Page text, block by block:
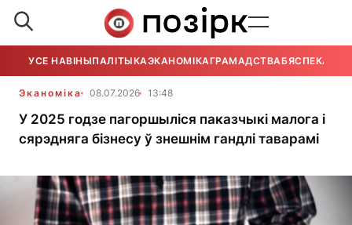
УСЕ НАВІНЫПАЛІТЫКАЭКАНОМІКАГРАМАДСТВАБЯСПЕКА
Эканоміка 08.07.2026 13:48
У 2025 годзе пагоршыліся паказчыкі малога і
сярэдняга бізнесу ў знешнім гандлі таварамі